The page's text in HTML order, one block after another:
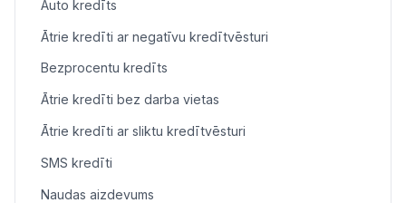
Auto kredīts
Ātrie kredīti ar negatīvu kredītvēsturi
Bezprocentu kredīts
Ātrie kredīti bez darba vietas
Ātrie kredīti ar sliktu kredītvēsturi
SMS kredīti
Naudas aizdevums